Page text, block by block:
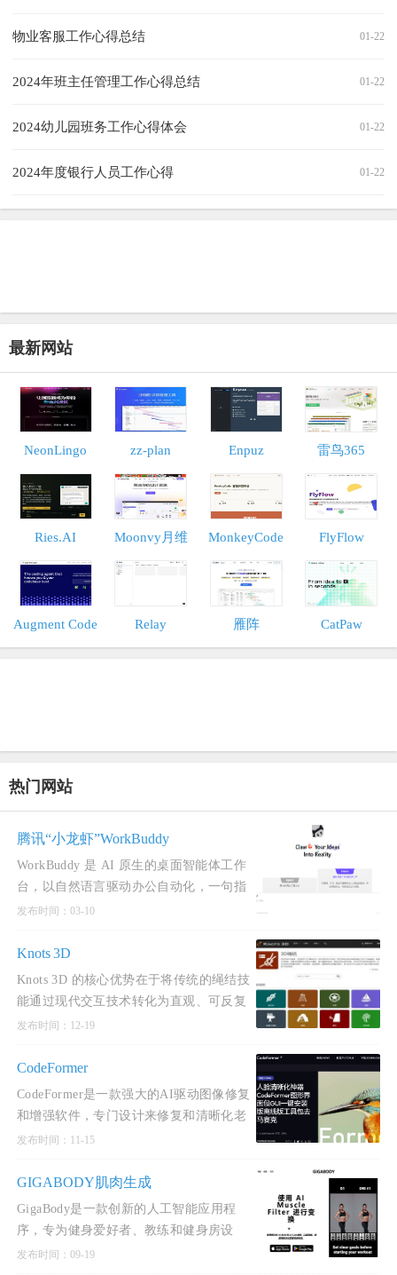
01-22
物业客服工作心得总结
01-22
2024年班主任管理工作心得总结
01-22
2024幼儿园班务工作心得体会
01-22
2024年度银行人员工作心得
最新网站
NeonLingo zz-plan Enpuz 雷鸟365
Ries.AI Moonvy月维 MonkeyCode FlyFlow
Augment Code Relay 雁阵 CatPaw
热门网站
腾讯“小龙虾”WorkBuddy
WorkBuddy 是 AI 原生的桌面智能体工作
台，以自然语言驱动办公自动化，一句指
令即可完成数据处理、内容创作与深度分
发布时间：03-10
Knots 3D
Knots 3D 的核心优势在于将传统的绳结技
能通过现代交互技术转化为直观、可反复
研习的 3D 动态体验，大幅降低了复杂绳
发布时间：12-19
CodeFormer
CodeFormer是一款强大的AI驱动图像修复
和增强软件，专门设计来修复和清晰化老
旧照片。
发布时间：11-15
GIGABODY肌肉生成
GigaBody是一款创新的人工智能应用程
序，专为健身爱好者、教练和健身房设
计。
发布时间：09-19